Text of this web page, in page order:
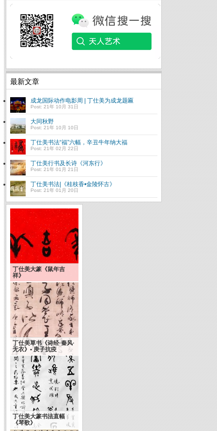
最新文章
成龙国际动作电影周 | 丁仕美为成龙题匾
Post: 21年 10月 31日
大同秋野
Post: 21年 10月 10日
丁仕美书法“福”六幅，辛丑牛年纳大福
Post: 21年 02月 22日
丁仕美行书及长诗《河东行》
Post: 21年 01月 21日
丁仕美书法|《桂枝香•金陵怀古》
Post: 21年 01月 20日
丁仕美大篆《鼠年吉
祥》
联合早报：汉字属于全
世界 别搞得老外难上加
难
丁仕美草书《诗经·秦风·
无衣》• 庚子抗疫
丁仕美大篆书法直幅
《琴歌》